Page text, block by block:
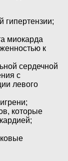
гипертензии;
миокарда
к
сердечной
с
левого
которые